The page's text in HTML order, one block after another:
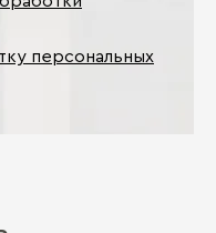
персональных